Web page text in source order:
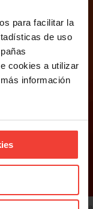
para facilitar la
de uso
cookies a utilizar
información